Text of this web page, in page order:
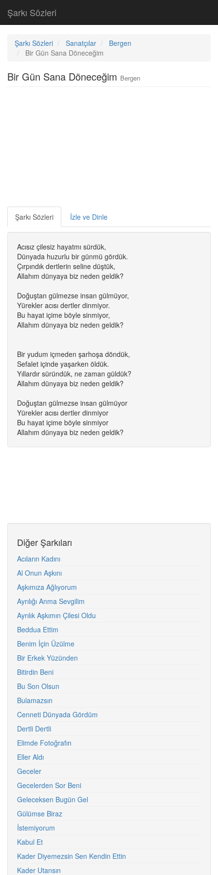
Şarkı Sözleri
Şarkı Sözleri Sanatçılar
Bergen
Bir Gün Sana Döneceğim
Bir Gün Sana Döneceğim Bergen
Şarkı Sözleri İzle ve Dinle
Acısız çilesiz hayatmı sürdük,
Dünyada huzurlu bir günmü gördük.
Çırpındık dertlerin seline düştük,
Allahım dünyaya biz neden geldik?
Doğuştan gülmezse insan gülmüyor,
Yürekler acısı dertler dinmiyor.
Bu hayat içime böyle sinmiyor,
Allahım dünyaya biz neden geldik?
Bir yudum içmeden şarhoşa döndük,
Sefalet içinde yaşarken öldük.
Yıllardır süründük, ne zaman güldük?
Allahım dünyaya biz neden geldik?
Doğuştan gülmezse insan gülmüyor
Yürekler acısı dertler dinmiyor
Bu hayat içime böyle sinmiyor
Allahım dünyaya biz neden geldik?
Diğer Şarkıları
Acıların Kadını
Al Onun Aşkını
Aşkımıza Ağlıyorum
Ayrılığı Anma Sevgilim
Ayrılık Aşkımın Çilesi Oldu
Beddua Ettim
Benim İçin Üzülme
Bir Erkek Yüzünden
Bitirdin Beni
Bu Son Olsun
Bulamazsın
Cenneti Dünyada Gördüm
Dertli Dertli
Elimde Fotoğrafın
Eller Aldı
Geceler
Gecelerden Sor Beni
Geleceksen Bugün Gel
Gülümse Biraz
İstemiyorum
Kabul Et
Kader Diyemezsin Sen Kendin Ettin
Kader Utansın